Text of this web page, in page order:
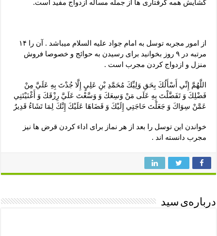
گشایش همه گرفتاری ها از جمله مسأله ازدواج مفید است.
از امور مجربه توسل به امام جواد علیه السلام میباشد . آن را ۱۴
مرتبه در ۹ روز بخوانید برای رسیدن به حوائج و خصوصا فروش
منزل و ازدواج کردن مجرب است .
اللَّهُمَّ إِنِّي أَسْأَلُكَ بِحَقِ‏ وَلِيِّكَ‏ مُحَمَّدِ بْنِ‏ عَلِيٍ‏ إِلَّا جُدْتَ‏ بِهِ عَلَيَّ مِنْ
فَضْلِكَ وَ تَفَضَّلْتَ بِهِ عَلَى مَنْ وَسِعَكَ وَ وَسَّعْتَ عَلَيَّ رِزْقَكَ وَ أَغْنَيْتَنِي
عَمَّنْ سِوَاكَ وَ جَعَلْتَ حَاجَتِي إِلَيْكَ وَ قَضَاهَا عَلَيْكَ إِنَّكَ لِمَا تَشَاءُ قَدِيرٌ
خواندن این توسل را بعد از هر نماز برای اداء کردن قرض ها نیز
مجرب دانسته اند .
درباره‌ی سید